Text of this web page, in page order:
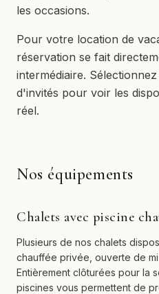
les occasions.
Pour votre location de
réservation se fait
intermédiaire.
d'invités pour voir les
réel.
Nos équipements
Chalets avec piscine
Plusieurs de nos chalets
chauffée privée, ouverte de
Entièrement clôturées pour la
piscines vous permettent de